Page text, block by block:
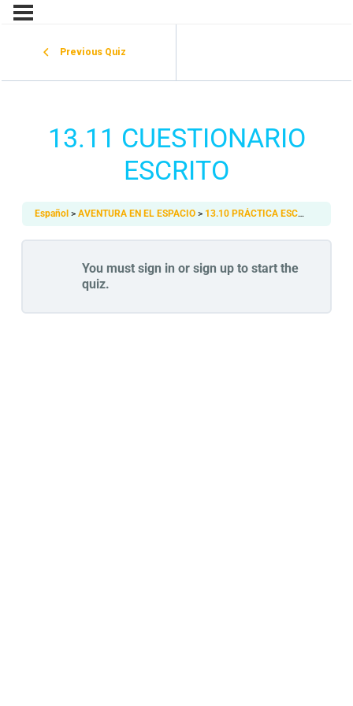
Previous Quiz
13.11 CUESTIONARIO
ESCRITO
Español AVENTURA EN EL ESPACIO 13.10 PRÁCTICA ESCRITA
You must sign in or sign up to start the
quiz.